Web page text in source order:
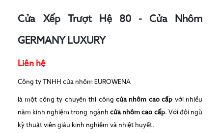
Cửa Xếp Trượt Hệ 80 - Cửa Nhôm
GERMANY LUXURY
Liên hệ
Công ty TNHH cửa nhôm EUROWENA
là một công ty chuyên thi công cửa nhôm cao cấp với nhiều
năm kinh nghiệm trong ngành cửa nhôm cao cấp. Với đội ngũ
kỹ thuật viên giàu kinh nghiệm và nhiệt huyết.